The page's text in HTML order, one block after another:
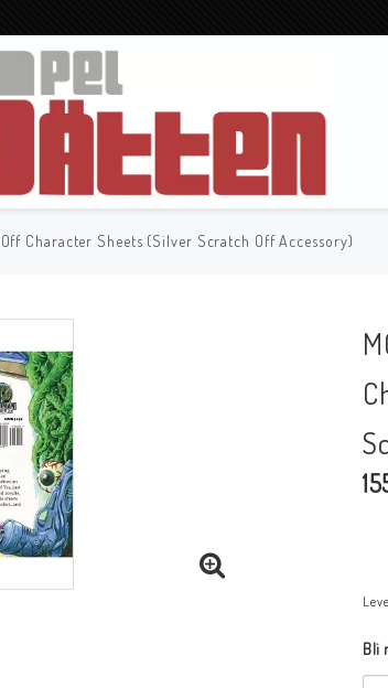
Character Sheets (Silver Scratch Off Accessory)
Bli